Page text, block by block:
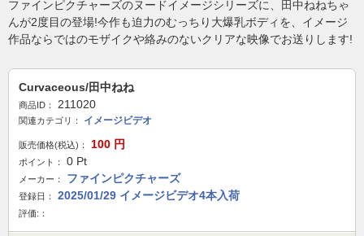
ファインピクチャーズのヌードイメージシリーズに、田中ねねちゃ
んが2度目の登場!今作も迫力のむっちり大爆乳ボディを、イメージ
作品ならではのモザイクや絡みのないクリアな映像でお送りします!
Curvaceous/田中ねね
商品ID： 211020
関連カテゴリ： イメージビデオ
販売価格(税込)： 100 円
ポイント： 0 Pt
メーカー： ファインピクチャーズ
登録日： 2025/01/29 イメージビデオ4本入荷
評価:：